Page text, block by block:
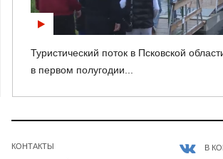
Туристический поток в Псковской
в первом полугодии...
КОНТАКТЫ В